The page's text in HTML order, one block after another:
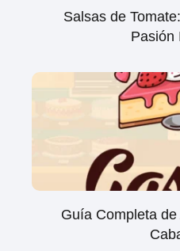
Salsas de
Pasión
Guía Completa